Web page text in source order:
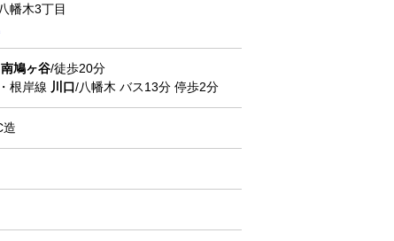
幡木3丁目
南鳩ヶ谷/徒歩20分
根岸線 川口/八幡木 バス13分 停歩2分
造